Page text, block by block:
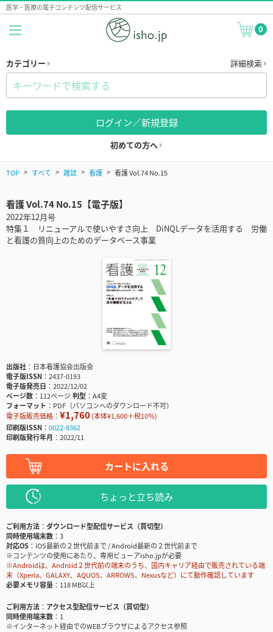
医学・医療の電子コンテンツ配信サービス
0
カテゴリー 詳細検索
ログイン／新規登録
初めての方へ
TOP すべて 雑誌 看護 看護 Vol.74 No.15
看護 Vol.74 No.15【電子版】
2022年12月号
特集１ リニューアルで使いやすさ向上 DiNQLデータを活用する 労働
と看護の質向上のためのデータベース事業
出版社
日本看護協会出版会
電子版ISSN
2437-0193
電子版発売日
2022/12/02
ページ数
112ページ判型
A4変
フォーマット
PDF（パソコンへのダウンロード不可）
電子版販売価格： ¥1,760(本体¥1,600＋税10％)
印刷版ISSN
0022-8362
印刷版発行年月
2022/11
カートに入れる
ちょっと立ち読み
ご利用方法
ダウンロード型配信サービス（買切型）
同時使用端末数
3
対応OS
iOS最新の２世代前まで / Android最新の２世代前まで
※コンテンツの使用にあたり、専用ビューアisho.jpが必要
※Androidは、Android２世代前の端末のうち、国内キャリア経由で販売されている端
末（Xperia、GALAXY、AQUOS、ARROWS、Nexusなど）にて動作確認しています
必要メモリ容量
118 MB以上
ご利用方法
アクセス型配信サービス（買切型）
同時使用端末数
1
※インターネット経由でのWEBブラウザによるアクセス参照